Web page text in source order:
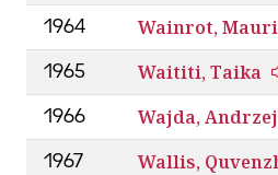
1964 Wainrot,
1965 Waititi, Taika
1966 Wajda, Andrzej
1967 Wallis,